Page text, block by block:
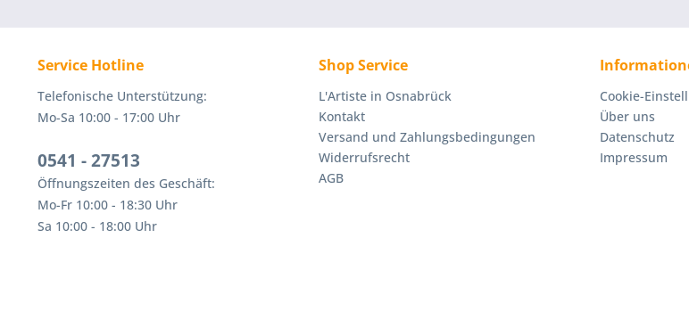
Service Hotline
Telefonische Unterstützung:
Mo-Sa 10:00 - 17:00 Uhr
0541 - 27513
Öffnungszeiten des Geschäft:
Mo-Fr 10:00 - 18:30 Uhr
Sa 10:00 - 18:00 Uhr
Shop Service
L'Artiste in Osnabrück
Kontakt
Versand und Zahlungsbedingungen
Widerrufsrecht
AGB
Cookie-
Über uns
Datenschutz
Impressum